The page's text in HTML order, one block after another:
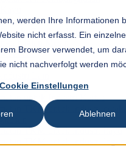
werden Ihre Informationen
nicht erfasst. Ein
Browser verwendet, um
nicht nachverfolgt werden
Cookie Einstellungen
Ablehnen
Getah & Kitar Semula
Perundingan
untuk Industri Kertas
TKM untuk industri
TKM untuk industri kayu